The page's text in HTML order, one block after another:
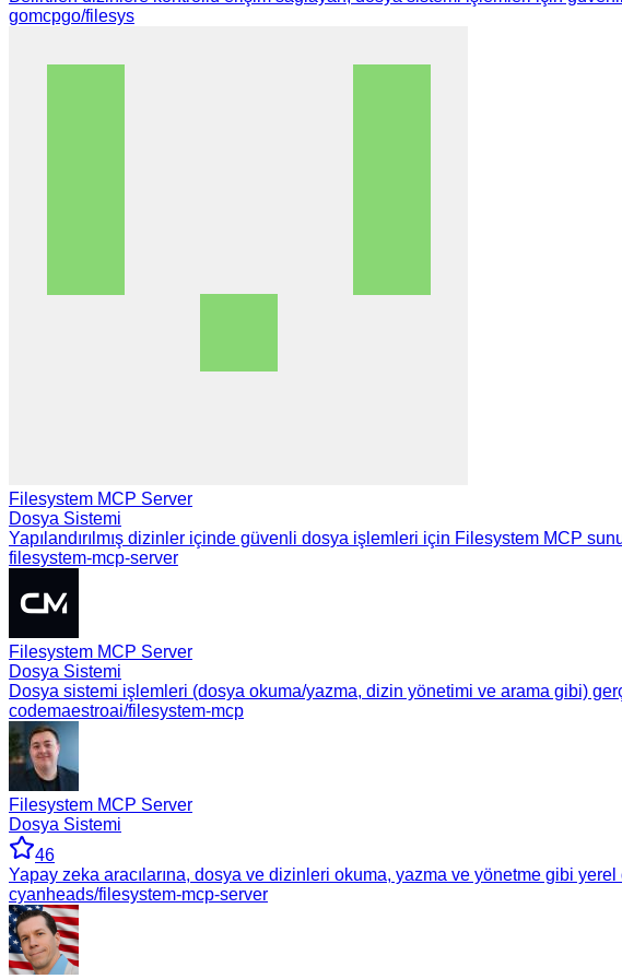
gomcpgo/filesys
Filesystem MCP Server
Dosya Sistemi
Yapılandırılmış dizinler içinde güvenli dosya işlemleri için Filesystem MCP
filesystem-mcp-server
Filesystem MCP Server
Dosya Sistemi
Dosya sistemi işlemleri (dosya okuma/yazma, dizin yönetimi ve arama gibi)
codemaestroai/filesystem-mcp
Filesystem MCP Server
Dosya Sistemi
46
Yapay zeka aracılarına, dosya ve dizinleri okuma, yazma ve yönetme gibi
cyanheads/filesystem-mcp-server